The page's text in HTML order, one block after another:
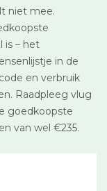
niet mee.
is – het
in de
en verbruik
Raadpleeg vlug
goedkoopste
van wel €235.